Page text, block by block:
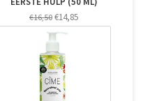
€16,50 €14,85